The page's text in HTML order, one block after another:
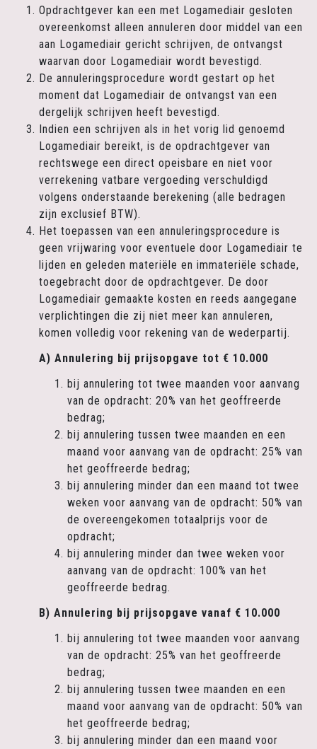
Opdrachtgever kan een met Logamediair gesloten
overeenkomst alleen annuleren door middel van een
aan Logamediair gericht schrijven, de ontvangst
waarvan door Logamediair wordt bevestigd.
De annuleringsprocedure wordt gestart op het
moment dat Logamediair de ontvangst van een
dergelijk schrijven heeft bevestigd.
Indien een schrijven als in het vorig lid genoemd
Logamediair bereikt, is de opdrachtgever van
rechtswege een direct opeisbare en niet voor
verrekening vatbare vergoeding verschuldigd
volgens onderstaande berekening (alle bedragen
zijn exclusief BTW).
Het toepassen van een annuleringsprocedure is
geen vrijwaring voor eventuele door Logamediair te
lijden en geleden materiële en immateriële schade,
toegebracht door de opdrachtgever. De door
Logamediair gemaakte kosten en reeds aangegane
verplichtingen die zij niet meer kan annuleren,
komen volledig voor rekening van de wederpartij.
A) Annulering bij prijsopgave tot € 10.000
bij annulering tot twee maanden voor aanvang
van de opdracht: 20% van het geoffreerde
bedrag;
bij annulering tussen twee maanden en een
maand voor aanvang van de opdracht: 25% van
het geoffreerde bedrag;
bij annulering minder dan een maand tot twee
weken voor aanvang van de opdracht: 50% van
de overeengekomen totaalprijs voor de
opdracht;
bij annulering minder dan twee weken voor
aanvang van de opdracht: 100% van het
geoffreerde bedrag.
B) Annulering bij prijsopgave vanaf € 10.000
bij annulering tot twee maanden voor aanvang
van de opdracht: 25% van het geoffreerde
bedrag;
bij annulering tussen twee maanden en een
maand voor aanvang van de opdracht: 50% van
het geoffreerde bedrag;
bij annulering minder dan een maand voor